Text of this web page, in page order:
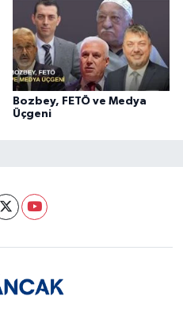
Bozbey, FETÖ ve Medya
Üçgeni